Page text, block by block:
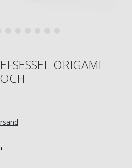
ORIGAMI